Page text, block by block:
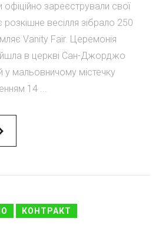
зареєстрували свої
розкішне весілля зібрало 250
Vanity Fair. Церемонія
в церкві Сан-Джорджо
у мальовничому містечку
14 ...
КОНТРАКТ